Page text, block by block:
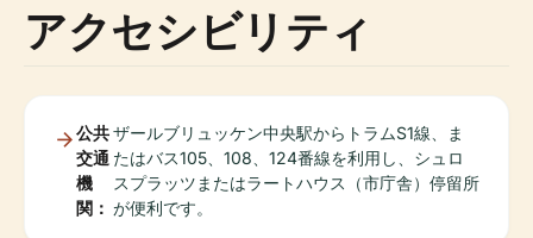
アクセシビリティ
公共
交通
機
関：
ザールブリュッケン中央駅からトラムS1線、ま
たはバス105、108、124番線を利用し、シュロ
スプラッツまたはラートハウス（市庁舎）停留所
が便利です。